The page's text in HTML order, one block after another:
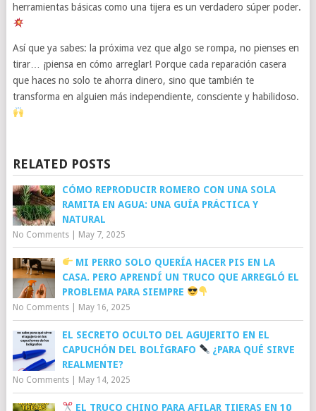
herramientas básicas como una tijera es un verdadero súper poder.
Así que ya sabes: la próxima vez que algo se rompa, no pienses en
tirar… ¡piensa en cómo arreglar! Porque cada reparación casera
que haces no solo te ahorra dinero, sino que también te
transforma en alguien más independiente, consciente y habilidoso.
RELATED POSTS
CÓMO REPRODUCIR ROMERO CON UNA SOLA
RAMITA EN AGUA: UNA GUÍA PRÁCTICA Y
NATURAL
No Comments| May 7, 2025
MI PERRO SOLO QUERÍA HACER PIS EN LA
CASA. PERO APRENDÍ UN TRUCO QUE ARREGLÓ EL
PROBLEMA PARA SIEMPRE
No Comments| May 16, 2025
EL SECRETO OCULTO DEL AGUJERITO EN EL
CAPUCHÓN DEL BOLÍGRAFO
¿PARA QUÉ SIRVE
REALMENTE?
No Comments| May 14, 2025
EL TRUCO CHINO PARA AFILAR TIJERAS EN 10